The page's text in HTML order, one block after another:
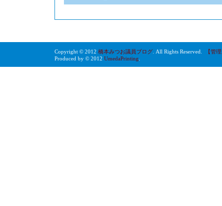
Copyright © 2012 橋本みつお議員ブログ . All Rights Reserved.
【管
Produced by © 2012 UmedaPrinting